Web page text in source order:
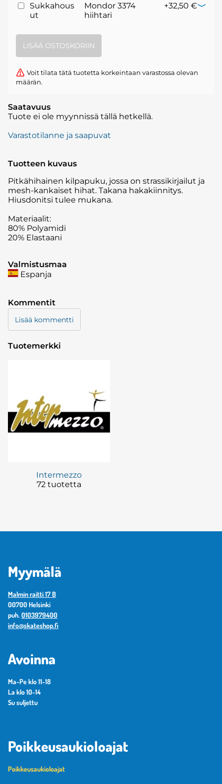
Sukkahous
ut
Mondor 3374
hiihtari
+32,50 €
Voit tilata tätä tuotetta korkeintaan varastossa olevan
määrän.
Saatavuus
Tuote ei ole myynnissä tällä hetkellä.
Varastotilanne ja saapuvat
Tuotteen kuvaus
Pitkähihainen kilpapuku, jossa on strassikirjailut ja
mesh-kankaiset hihat. Takana hakakiinnitys.
Hiusdonitsi tulee mukana.
Materiaalit:
80% Polyamidi
20% Elastaani
Valmistusmaa
Espanja
Kommentit
Lisää kommentti
Tuotemerkki
Intermezzo
72 tuotetta
Myymälä
Malmin raitti 17 B
00700 Helsinki
puh. 0103979400
info@skateshop.fi
Avoinna
Ma-Pe klo 11-18
La klo 10-14
Su suljettu
Poikkeusaukioloajat
Poikkeusaukioloajat